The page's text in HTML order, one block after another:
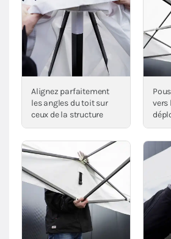
Alignez parfaitement
les angles du toit sur
ceux de la structure
vers